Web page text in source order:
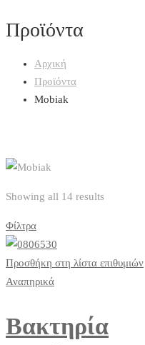
Προϊόντα
Αρχική
Προϊόντα
Mobiak
Showing all 14 results
Φίλτρα
Προσθήκη στη λίστα επιθυμιών
Αναπηρικά
Βακτηρία